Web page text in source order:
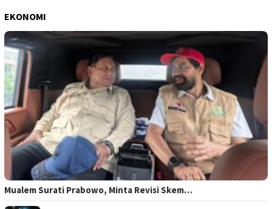
EKONOMI
Mualem Surati Prabowo, Minta Revisi Skem…